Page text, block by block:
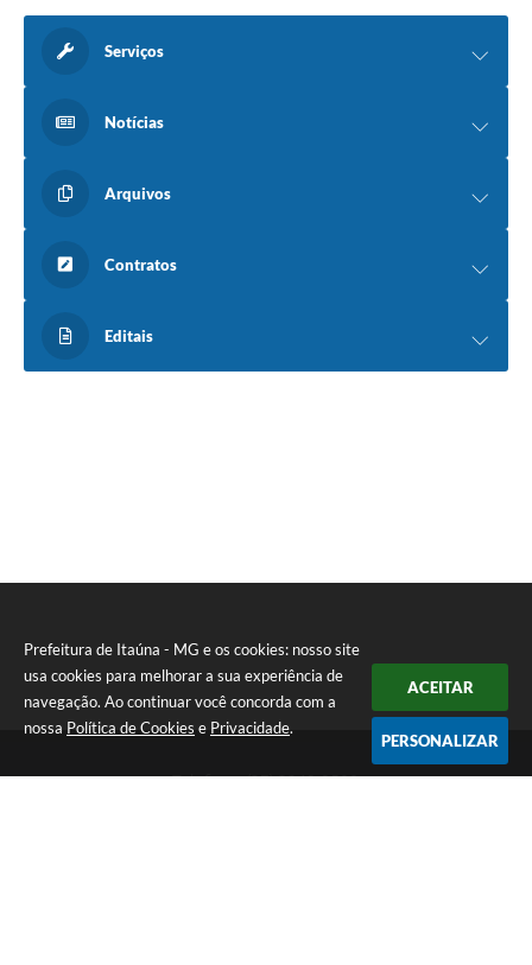
Prefeitura de Itaúna - MG e os cookies: nosso site
usa cookies para melhorar a sua experiência de
navegação. Ao continuar você concorda com a
nossa Política de Cookies e Privacidade.
ACEITAR
PERSONALIZAR
Serviços
Notícias
Arquivos
Contratos
Editais
Telefone: (37) 3249-9500